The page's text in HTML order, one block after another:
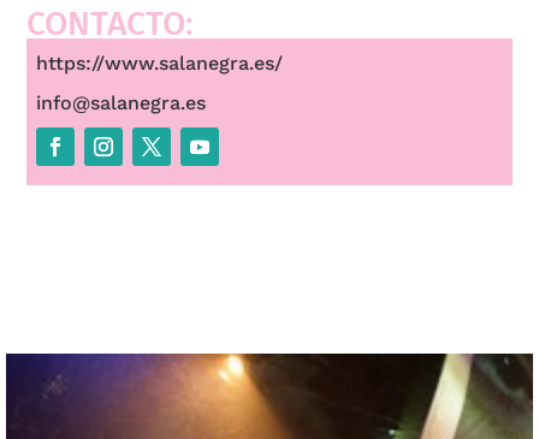
CONTACTO:
https://www.salanegra.es/
info@salanegra.es